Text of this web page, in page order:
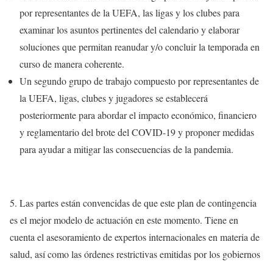
por representantes de la UEFA, las ligas y los clubes para
examinar los asuntos pertinentes del calendario y elaborar
soluciones que permitan reanudar y/o concluir la temporada en
curso de manera coherente.
Un segundo grupo de trabajo compuesto por representantes de
la UEFA, ligas, clubes y jugadores se establecerá
posteriormente para abordar el impacto económico, financiero
y reglamentario del brote del COVID-19 y proponer medidas
para ayudar a mitigar las consecuencias de la pandemia.
5. Las partes están convencidas de que este plan de contingencia
es el mejor modelo de actuación en este momento. Tiene en
cuenta el asesoramiento de expertos internacionales en materia de
salud, así como las órdenes restrictivas emitidas por los gobiernos